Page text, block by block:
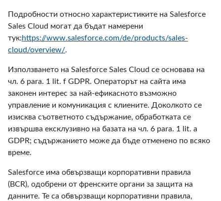
Подробности относно характеристиките на Salesforce
Sales Cloud могат да бъдат намерени
тук:https://www.salesforce.com/de/products/sales-
cloud/overview/.
Използването на Salesforce Sales Cloud се основава на
чл. 6 para. 1 lit. f GDPR. Операторът на сайта има
законен интерес за най-ефикасното възможно
управление и комуникация с клиените. Доколкото се
изисква съответното съдържание, обработката се
извършва ексклузивно на базата на чл. 6 para. 1 lit. a
GDPR; съдържанието може да бъде отменено по всяко
време.
Salesforce има обвързващи корпоративни правила
(BCR), одобрени от френските органи за защита на
данните. Те са обвързващи корпоративни правила,